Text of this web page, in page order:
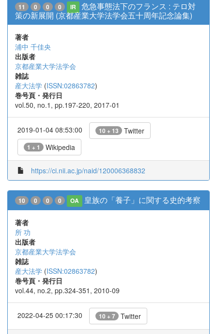
11 0 0 0 IR
危急事態法下のフランス : テロ対
策の新展開 (京都産業大学法学会五十周年記念論集)
著者
浦中 千佳央
出版者
京都産業大学法学会
雑誌
産大法学 (ISSN:02863782)
巻号頁・発行日
vol.50, no.1, pp.197-220, 2017-01
2019-01-04 08:53:00 10 + 13 Twitter
1 + 1 Wikipedia
https://ci.nii.ac.jp/naid/120006368832
10 0 0 0 OA 皇族の「養子」に関する史的考察
著者
所 功
出版者
京都産業大学法学会
雑誌
産大法学 (ISSN:02863782)
巻号頁・発行日
vol.44, no.2, pp.324-351, 2010-09
2022-04-25 00:17:30 10 + 7 Twitter